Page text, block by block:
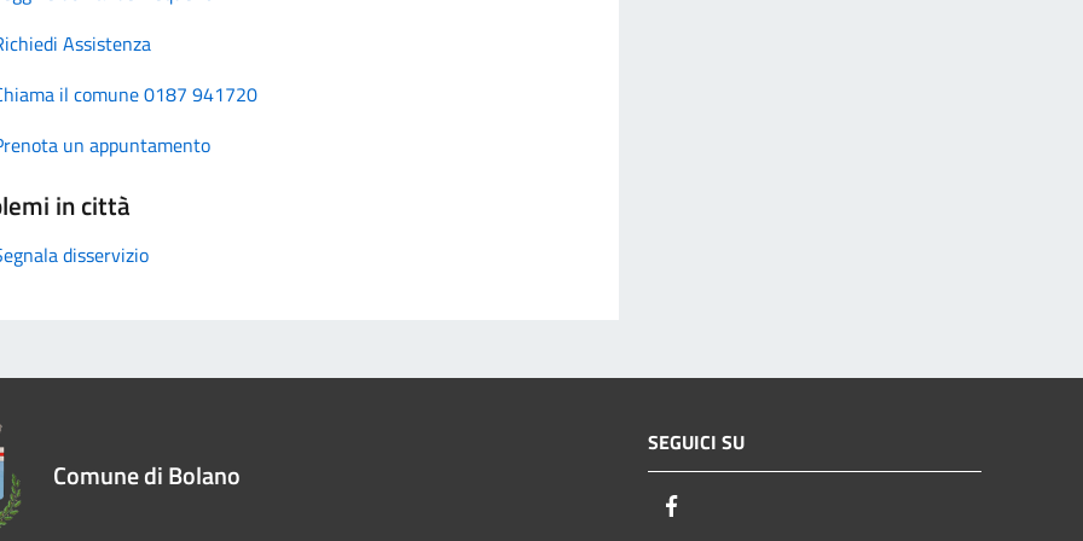
Assistenza
il comune 0187 941720
un appuntamento
in città
disservizio
Comune di Bolano
SEGUICI SU